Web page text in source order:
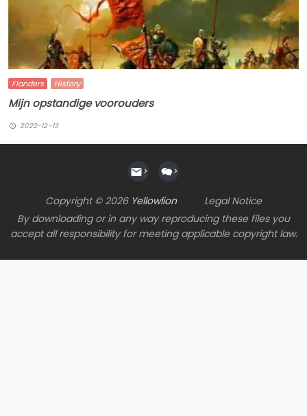
Flanders History
Mijn opstandige voorouders
2022-12-13
> >
Copyright © 2026 Yellowlion
Legal Notice
By downloading or in any way reproducing these files you
accept all responsibility for meeting applicable copyright law.